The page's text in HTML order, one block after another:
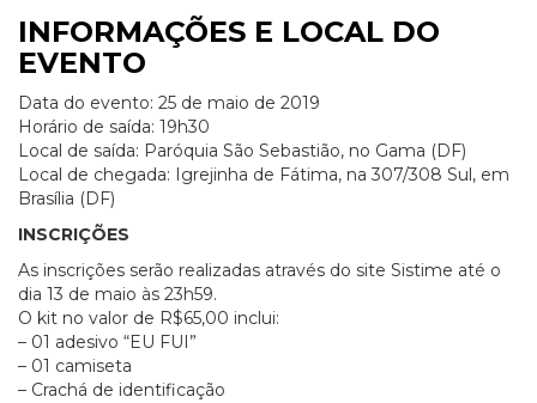
INFORMAÇÕES E LOCAL DO
EVENTO
Data do evento: 25 de maio de 2019
Horário de saída: 19h30
Local de saída: Paróquia São Sebastião, no Gama (DF)
Local de chegada: Igrejinha de Fátima, na 307/308 Sul, em
Brasília (DF)
INSCRIÇÕES
As inscrições serão realizadas através do site Sistime até o
dia 13 de maio às 23h59.
O kit no valor de R$65,00 inclui:
– 01 adesivo “EU FUI”
– 01 camiseta
– Crachá de identificação